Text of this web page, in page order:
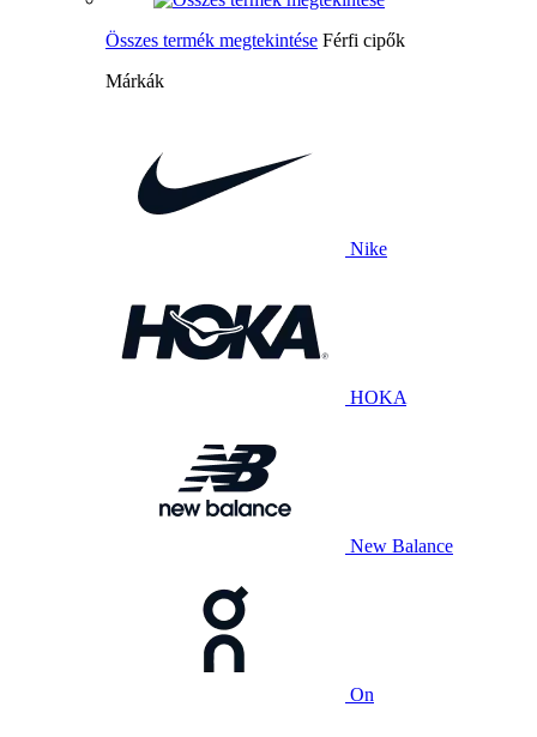
Összes termék megtekintése Férfi cipők
Márkák
Nike
HOKA
New Balance
On